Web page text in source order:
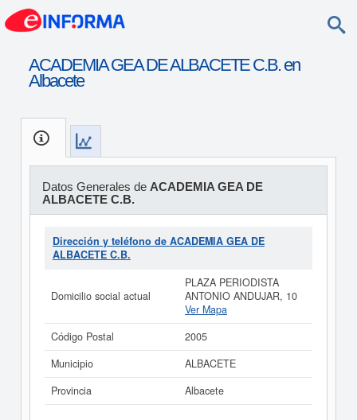
ACADEMIA GEA DE ALBACETE C.B. en
Albacete
Datos Generales de ACADEMIA GEA DE
ALBACETE C.B.
Dirección y teléfono de ACADEMIA GEA DE
ALBACETE C.B.
Domicilio social actual
PLAZA PERIODISTA
ANTONIO ANDUJAR, 10
Ver Mapa
Código Postal
2005
Municipio
ALBACETE
Provincia
Albacete